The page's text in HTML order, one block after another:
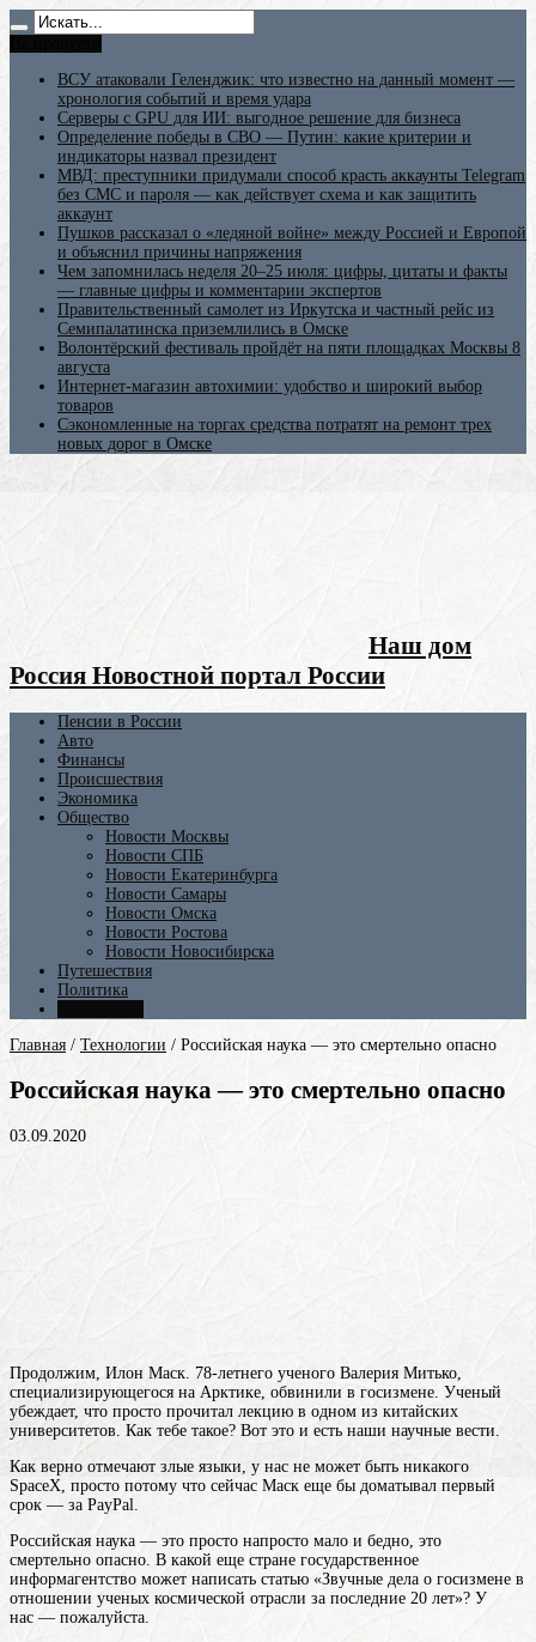
ВСУ атаковали Геленджик: что известно на данный момент —
хронология событий и время удара
Серверы с GPU для ИИ: выгодное решение для бизнеса
Определение победы в СВО — Путин: какие критерии и
индикаторы назвал президент
МВД: преступники придумали способ красть аккаунты Telegram
без СМС и пароля — как действует схема и как защитить
аккаунт
Пушков рассказал о «ледяной войне» между Россией и Европой
и объяснил причины напряжения
Чем запомнилась неделя 20–25 июля: цифры, цитаты и факты
— главные цифры и комментарии экспертов
Правительственный самолет из Иркутска и частный рейс из
Семипалатинска приземлились в Омске
Волонтёрский фестиваль пройдёт на пяти площадках Москвы 8
августа
Интернет-магазин автохимии: удобство и широкий выбор
товаров
Сэкономленные на торгах средства потратят на ремонт трех
новых дорог в Омске
Наш дом
Россия Новостной портал России
Пенсии в России
Авто
Финансы
Происшествия
Экономика
Общество
Новости Москвы
Новости СПБ
Новости Екатеринбурга
Новости Самары
Новости Омска
Новости Ростова
Новости Новосибирска
Путешествия
Политика
Главная / Технологии / Российская наука — это смертельно опасно
Российская наука — это смертельно опасно
03.09.2020
Продолжим, Илон Маск. 78-летнего ученого Валерия Митько,
специализирующегося на Арктике, обвинили в госизмене. Ученый
убеждает, что просто прочитал лекцию в одном из китайских
университетов. Как тебе такое? Вот это и есть наши научные вести.
Как верно отмечают злые языки, у нас не может быть никакого
SpaceX, просто потому что сейчас Маск еще бы доматывал первый
срок — за PayPal.
Российская наука — это просто напросто мало и бедно, это
смертельно опасно. В какой еще стране государственное
информагентство может написать статью «Звучные дела о госизмене в
отношении ученых космической отрасли за последние 20 лет»? У
нас — пожалуйста.